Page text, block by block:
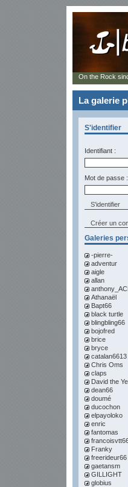
La galerie
S'identifier
Identifiant :
Mot de passe :
Créer un
Galeries
-pierre-
adventur
aigle
allan
anthony_ACI
Athanaël
Bapt66
black turtle
blingbling66
bojofred
brice
bryce
catalan6613
Chris Oms
claps
David the
dean66
doumé
ducochon
elpayoloko
enric
fantomas
Franky
freerideur66
gaetansm
GILLIGHT
globius
On the Rock